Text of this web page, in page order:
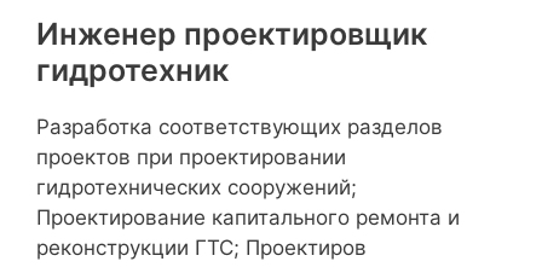
Инженер проектировщик
гидротехник
Разработка соответствующих разделов
проектов при проектировании
гидротехнических сооружений;
Проектирование капитального ремонта и
реконструкции ГТС; Проектиров